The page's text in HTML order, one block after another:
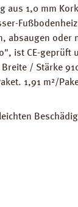
aus 1,0 mm
absaugen oder
ist CE-geprüft
/ Stärke
1,91 m²/